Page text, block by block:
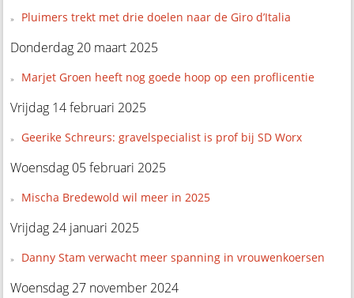
Pluimers trekt met drie doelen naar de Giro d’Italia
Donderdag 20 maart 2025
Marjet Groen heeft nog goede hoop op een proflicentie
Vrijdag 14 februari 2025
Geerike Schreurs: gravelspecialist is prof bij SD Worx
Woensdag 05 februari 2025
Mischa Bredewold wil meer in 2025
Vrijdag 24 januari 2025
Danny Stam verwacht meer spanning in vrouwenkoersen
Woensdag 27 november 2024